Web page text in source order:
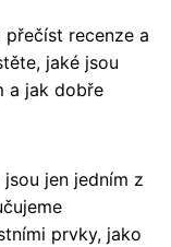
recenze a
jaké jsou
a jak dobře
jen jedním z
prvky, jako